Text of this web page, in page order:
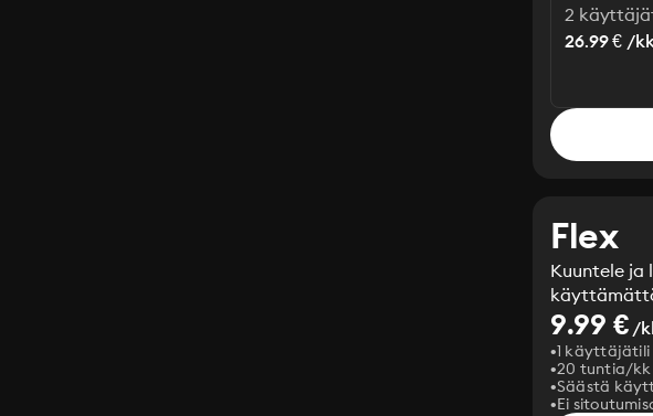
2
26.99 € /
Flex
Kuuntele ja
9.99 €/
1 käyttäjätili
20 tuntia/kk
Säästä
Ei